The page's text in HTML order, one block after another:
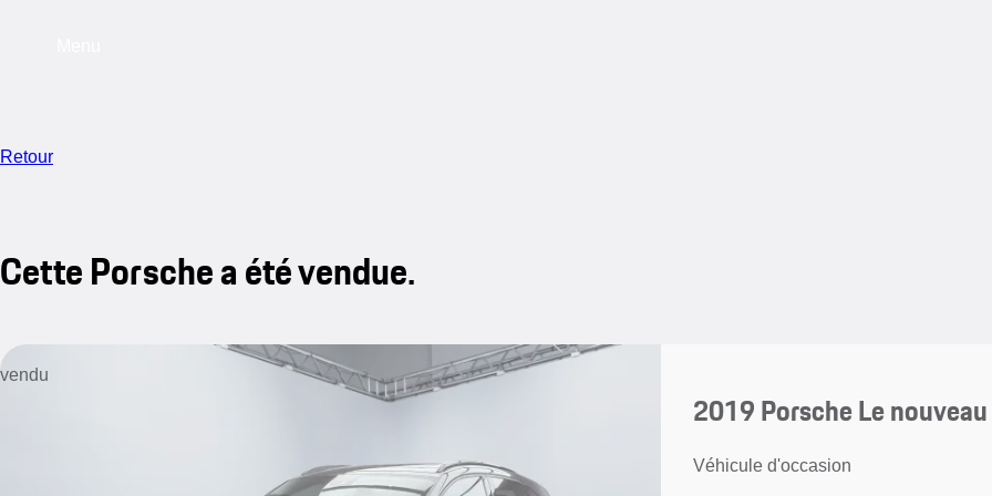
Retour
Cette Porsche a été vendue.
vendu
2019 Porsche Le
Véhicule d'occasion